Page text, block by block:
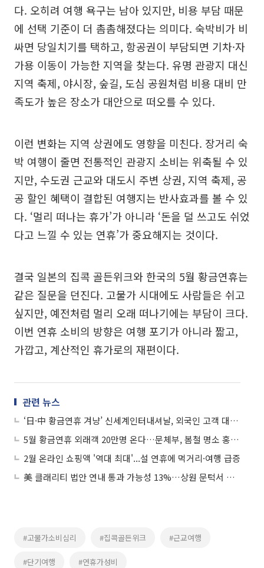
다. 오히려 여행 욕구는 남아 있지만, 비용 부담 때문
에 선택 기준이 더 촘촘해졌다는 의미다. 숙박비가 비
싸면 당일치기를 택하고, 항공권이 부담되면 기차·자
가용 이동이 가능한 지역을 찾는다. 유명 관광지 대신
지역 축제, 야시장, 숲길, 도심 공원처럼 비용 대비 만
족도가 높은 장소가 대안으로 떠오를 수 있다.
이런 변화는 지역 상권에도 영향을 미친다. 장거리 숙
박 여행이 줄면 전통적인 관광지 소비는 위축될 수 있
지만, 수도권 근교와 대도시 주변 상권, 지역 축제, 공
공 할인 혜택이 결합된 여행지는 반사효과를 볼 수 있
다. ‘멀리 떠나는 휴가’가 아니라 ‘돈을 덜 쓰고도 쉬었
다고 느낄 수 있는 연휴’가 중요해지는 것이다.
결국 일본의 집콕 골든위크와 한국의 5월 황금연휴는
같은 질문을 던진다. 고물가 시대에도 사람들은 쉬고
싶지만, 예전처럼 멀리 오래 떠나기에는 부담이 크다.
이번 연휴 소비의 방향은 여행 포기가 아니라 짧고,
가깝고, 계산적인 휴가로의 재편이다.
관련 뉴스
‘日·中 황금연휴 겨냥’ 신세계인터내셔날, 외국인 고객 대상 K뷰티·패션 총공세
5월 황금연휴 외래객 20만명 온다…문체부, 봄철 명소 홍보 총력
2월 온라인 쇼핑액 '역대 최대'...설 연휴에 먹거리·여행 급증
美 클래리티 법안 연내 통과 가능성 13%…상원 문턱서 제동
#고물가소비심리 #집콕골든위크 #근교여행
#단기여행 #연휴가성비